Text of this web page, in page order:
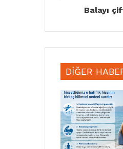
Balayı
DIĞER